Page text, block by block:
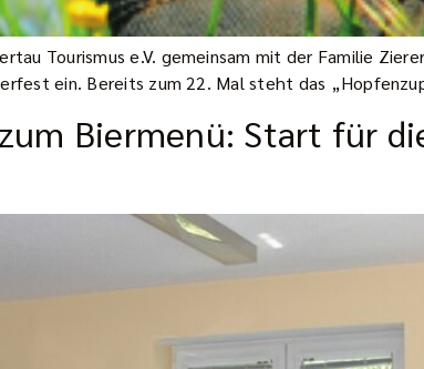
Tourismus e.V. gemeinsam mit der Familie
ein. Bereits zum 22. Mal steht das
Biermenü: Start für